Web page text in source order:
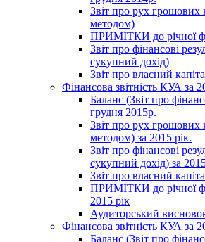
Звіт про рух грошових
методом)
ПРИМІТКИ до річної
Звіт про фінансові
сукупний дохід)
Звіт про власний
Фінансова звітність КУА за
Баланс (Звіт про
грудня 2015р.
Звіт про рух грошових
методом) за 2015 рік.
Звіт про фінансові
сукупний дохід) за
Звіт про власний
ПРИМІТКИ до річної
2015 рік
Аудиторський
Фінансова звітність КУА за
Баланс (Звіт про